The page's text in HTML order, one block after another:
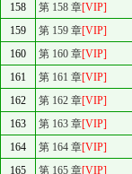
158
第 158 章[VIP]
159
第 159 章[VIP]
160
第 160 章[VIP]
161
第 161 章[VIP]
162
第 162 章[VIP]
163
第 163 章[VIP]
164
第 164 章[VIP]
165
第 165 章[VIP]